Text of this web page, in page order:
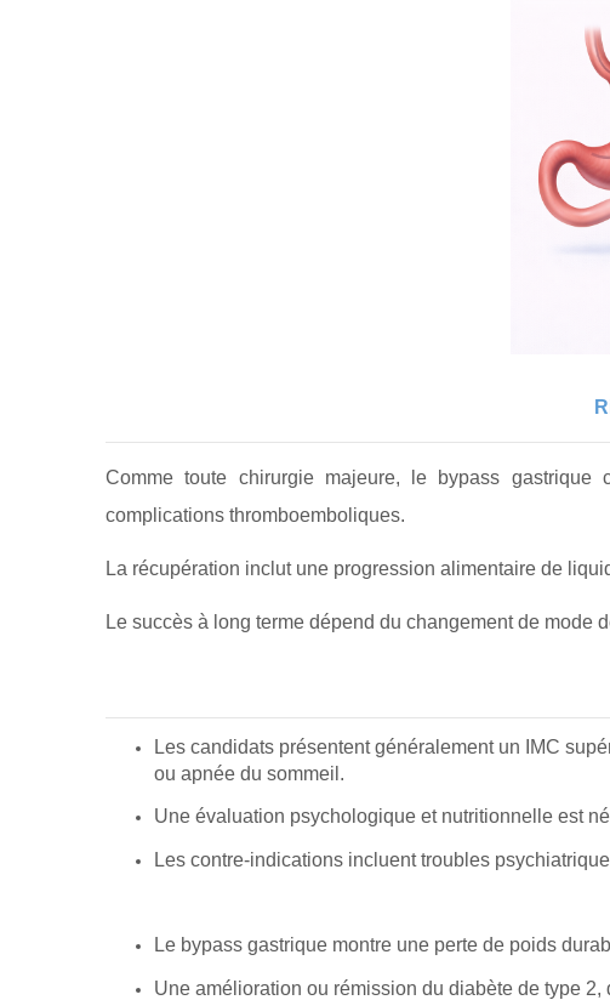
Comme toute chirurgie majeure, le bypass gastrique
complications thromboemboliques.
La récupération inclut une progression alimentaire de
Le succès à long terme dépend du changement de
Les candidats présentent généralement un IMC
ou apnée du sommeil.
Une évaluation psychologique et nutritionnelle est
Les contre-indications incluent troubles
Le bypass gastrique montre une perte de poids
Une amélioration ou rémission du diabète de type